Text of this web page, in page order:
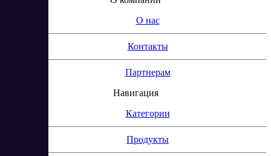
О нас
Контакты
Партнерам
Навигация
Категории
Продукты